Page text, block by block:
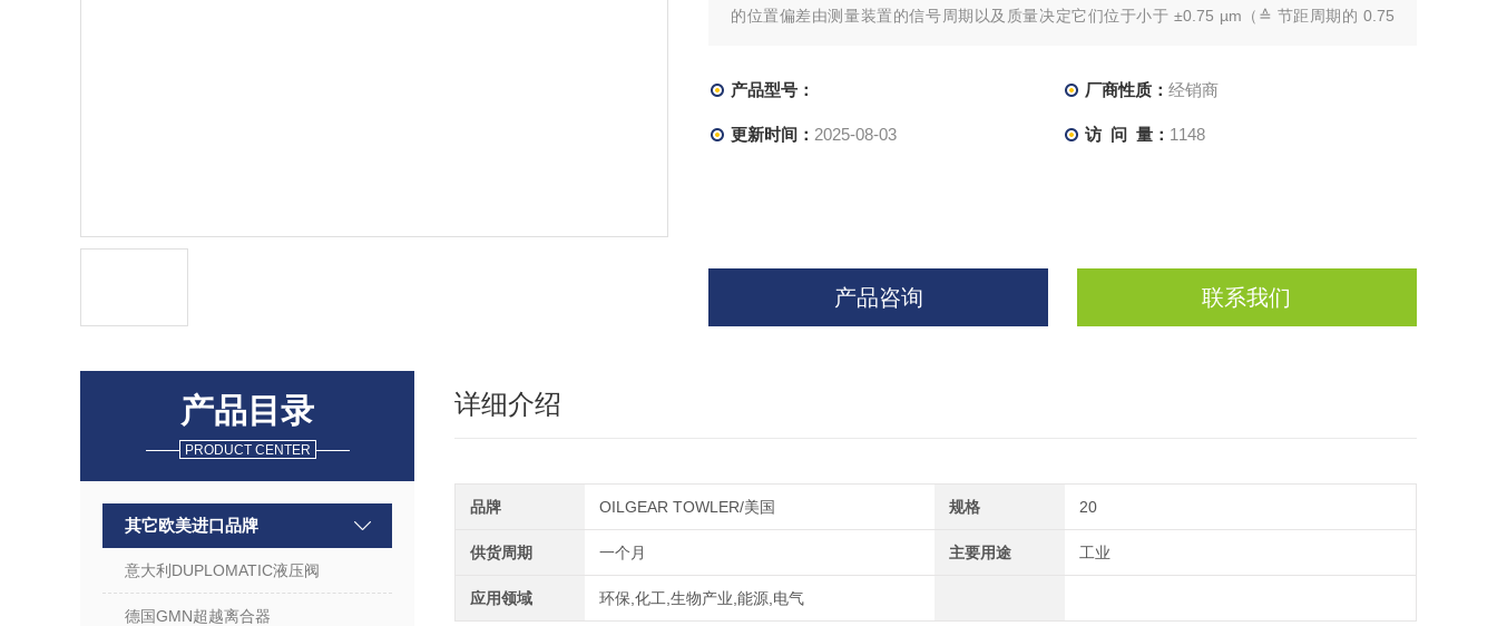
的位置偏差由测量装置的信号周期以及质量决定它们位于小于 ±0.75 µm（≙ 节距周期的 0.75
产品型号： 厂商性质： 经销商
更新时间： 2025-08-03 访 问 量： 1148
产品咨询 联系我们
产品目录
PRODUCT CENTER
其它欧美进口品牌
意大利DUPLOMATIC液压阀
德国GMN超越离合器
详细介绍
品牌 OILGEAR TOWLER/美国 规格 20
供货周期 一个月 主要用途 工业
应用领域 环保,化工,生物产业,能源,电气